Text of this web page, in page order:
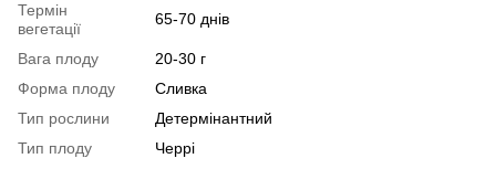
Термін
вегетації
65-70 днів
Вага плоду
20-30 г
Форма плоду
Сливка
Тип рослини
Детермінантний
Тип плоду
Черрі